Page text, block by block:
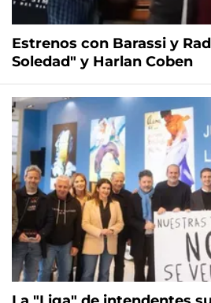
Estrenos con Barassi y
Soledad" y Harlan Coben